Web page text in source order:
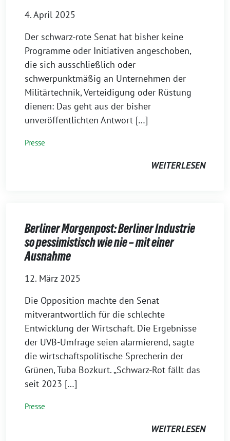
4. April 2025
Der schwarz-rote Senat hat bisher keine
Programme oder Initiativen angeschoben,
die sich ausschließlich oder
schwerpunktmäßig an Unternehmen der
Militärtechnik, Verteidigung oder Rüstung
dienen: Das geht aus der bisher
unveröffentlichten Antwort […]
Presse
WEITERLESEN
Berliner Morgenpost: Berliner Industrie
so pessimistisch wie nie – mit einer
Ausnahme
12. März 2025
Die Opposition machte den Senat
mitverantwortlich für die schlechte
Entwicklung der Wirtschaft. Die Ergebnisse
der UVB-Umfrage seien alarmierend, sagte
die wirtschaftspolitische Sprecherin der
Grünen, Tuba Bozkurt. „Schwarz-Rot fällt das
seit 2023 […]
Presse
WEITERLESEN